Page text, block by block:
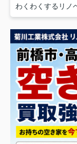
わくわくするリノ